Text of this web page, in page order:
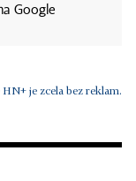
Google
je zcela bez reklam.